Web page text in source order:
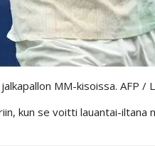
MM-kisoissa. AFP /
kun se voitti lauantai-iltana